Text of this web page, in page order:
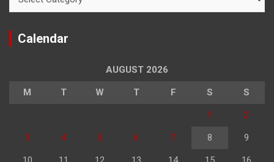
Calendar
AUGUST 2026
M T W T F S S
1 2
3 4 5 6 7 8 9